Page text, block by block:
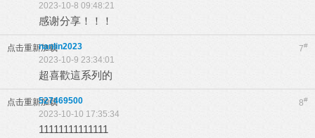
2023-10-8 09:48:21
感谢分享！！！
点击重新加载 7#
nanlin2023
2023-10-9 23:34:01
超喜歡這系列的
点击重新加载 8#
527469500
2023-10-10 17:35:34
11111111111111